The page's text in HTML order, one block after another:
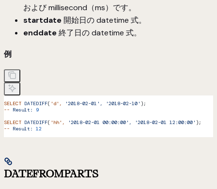
および millisecond（ms）です。
startdate 開始日の datetime 式。
enddate終了日の datetime 式。
例
SELECT DATEDIFF( 'd' , '2018-02-01', '2018-02-10' );
-- Result:
9
SELECT DATEDIFF( 'hh' , '2018-02-01 00:00:00', '2018-02-01 12:00:00' );
-- Result: 12
DATEFROMPARTS